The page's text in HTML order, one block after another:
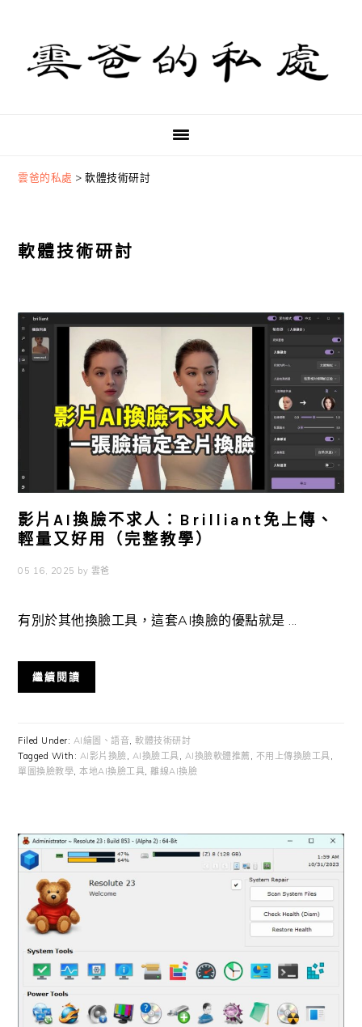
primary
navigation
content
primary
sidebar
雲爸的私處 >軟體技術研討
軟體技術研討
影片AI換臉不求人：Brilliant免上傳、
輕量又好用（完整教學）
05 16, 2025 by 雲爸
有別於其他換臉工具，這套AI換臉的優點就是 ...
繼續閱讀
Filed Under: AI繪圖、語音 ,軟體技術研討
Tagged With: AI影片換臉 AI換臉工具 AI換臉軟體推薦 不用上傳換臉工具
單圖換臉教學 ,本地AI換臉工具 ,離線AI換臉